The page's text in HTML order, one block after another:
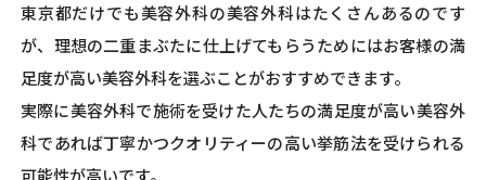
東京都だけでも美容外科の美容外科はたくさんあるのです
が、理想の二重まぶたに仕上げてもらうためにはお客様の満
足度が高い美容外科を選ぶことがおすすめできます。
実際に美容外科で施術を受けた人たちの満足度が高い美容外
科であれば丁寧かつクオリティーの高い挙筋法を受けられる